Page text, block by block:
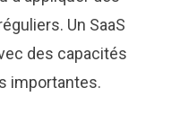
Un SaaS
des capacités
importantes.